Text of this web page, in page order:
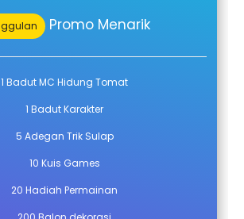
Promo Menarik
1 Badut MC Hidung Tomat
1 Badut Karakter
5 Adegan Trik Sulap
10 Kuis Games
20 Hadiah Permainan